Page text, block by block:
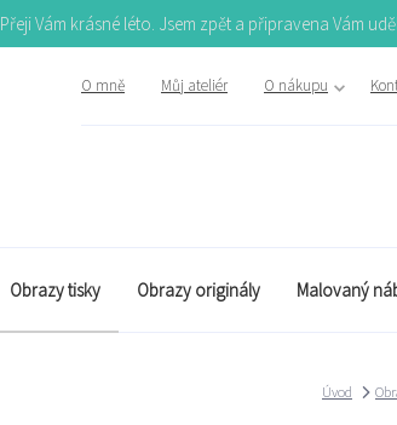
Přeji Vám krásné léto. Jsem zpět a připravena Vám
O mně Můj ateliér O nákupu
Obrazy tisky Obrazy originály Malovaný
Úvod